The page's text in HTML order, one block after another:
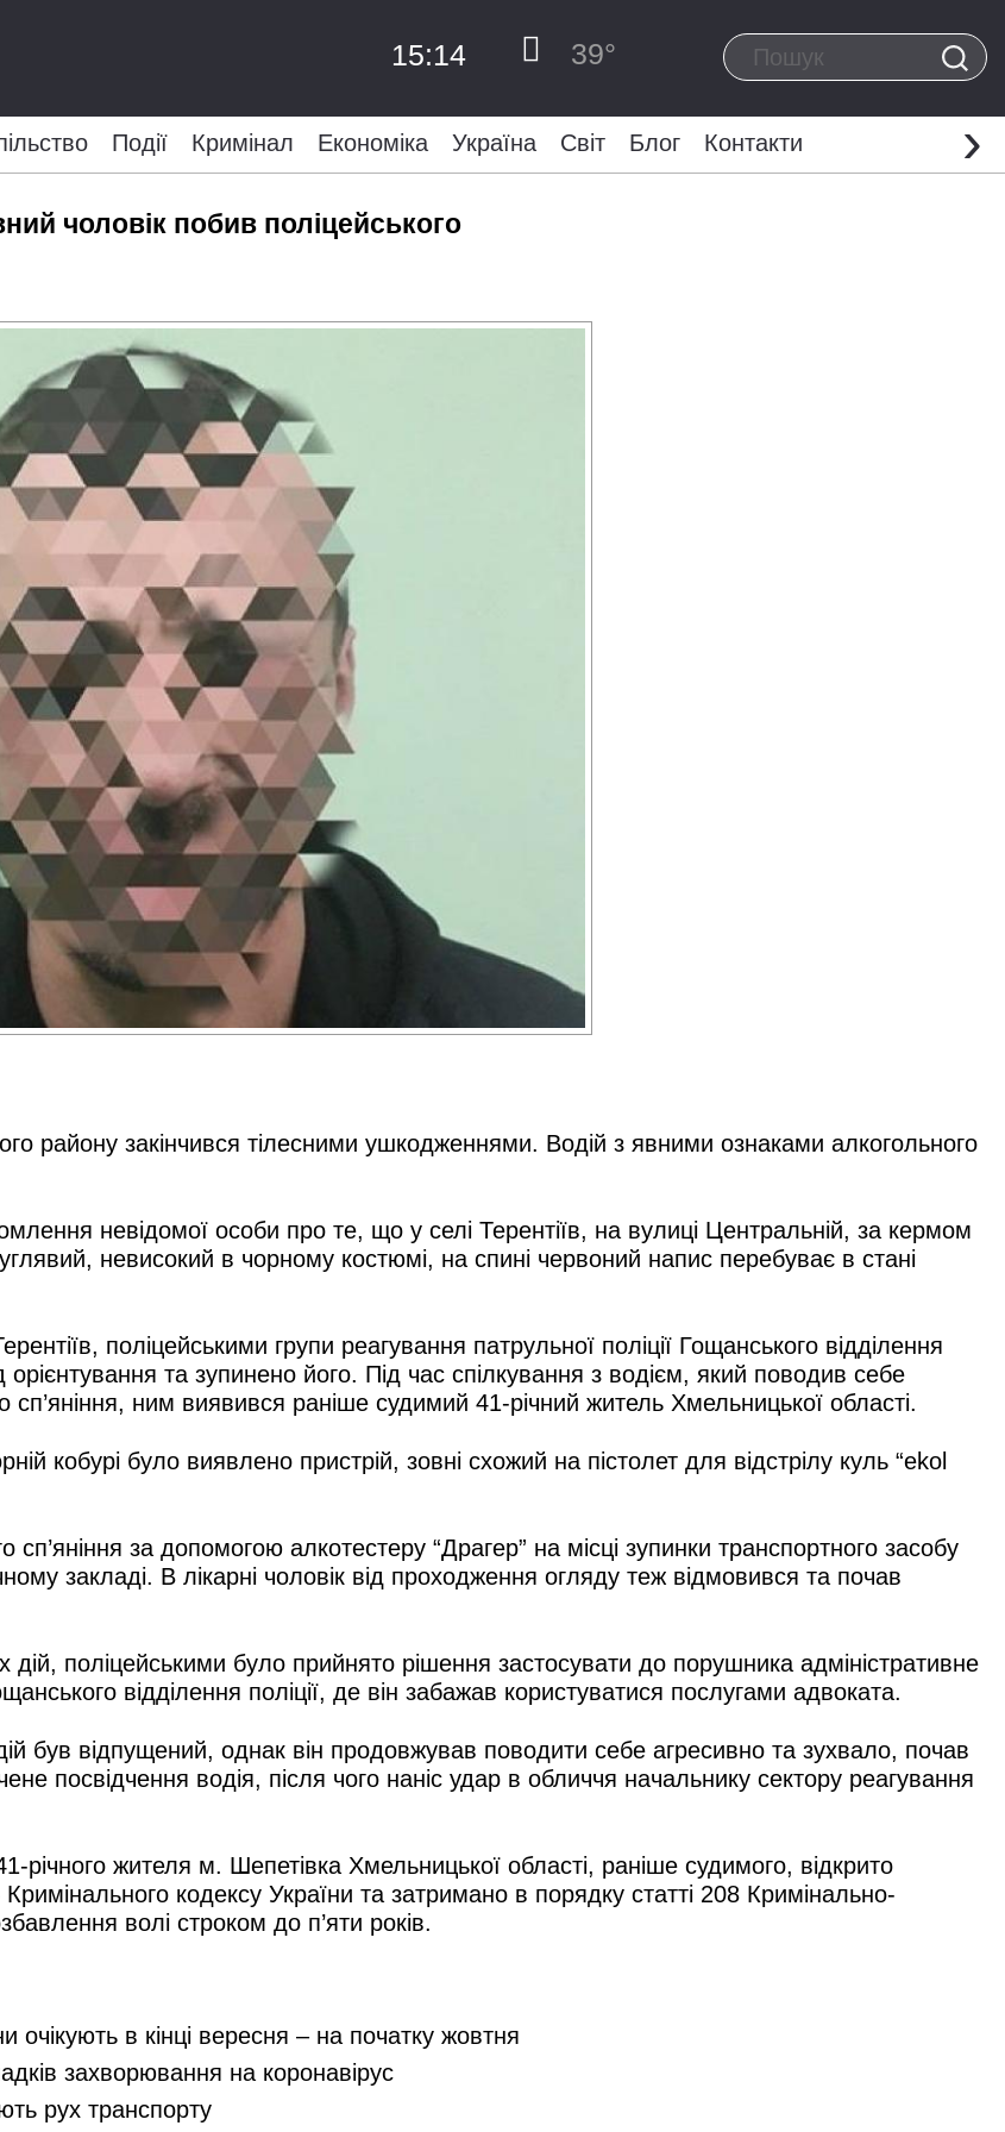
15:14 39°
Події Кримінал Економіка Україна Світ Блог Контакти ›
чоловік побив поліцейського
району закінчився тілесними ушкодженнями. Водій з явними ознаками алкогольного
невідомої особи про те, що у селі Терентіїв, на вулиці Центральній, за кермом
невисокий в чорному костюмі, на спині червоний напис перебуває в стані
поліцейськими групи реагування патрульної поліції Гощанського відділення
орієнтування та зупинено його. Під час спілкування з водієм, який поводив себе
ним виявився раніше судимий 41-річний житель Хмельницької області.
кобурі було виявлено пристрій, зовні схожий на пістолет для відстрілу куль “ekol
за допомогою алкотестеру “Драгер” на місці зупинки транспортного засобу
закладі. В лікарні чоловік від проходження огляду теж відмовився та почав
поліцейськими було прийнято рішення застосувати до порушника адміністративне
відділення поліції, де він забажав користуватися послугами адвоката.
був відпущений, однак він продовжував поводити себе агресивно та зухвало, почав
посвідчення водія, після чого наніс удар в обличчя начальнику сектору реагування
річного жителя м. Шепетівка Хмельницької області, раніше судимого, відкрито
кодексу України та затримано в порядку статті 208 Кримінально-
волі строком до п’яти років.
очікують в кінці вересня – на початку жовтня
захворювання на коронавірус
рух транспорту